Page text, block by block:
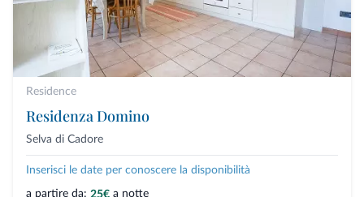
Residence
Residenza Domino
Selva di Cadore
Inserisci le date per conoscere la disponibilità
a partire da: 25€ a notte